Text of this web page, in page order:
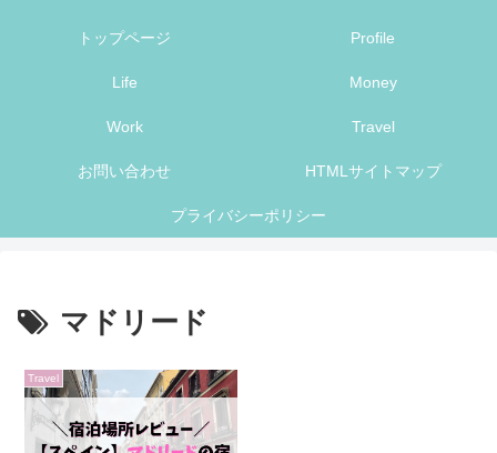
トップページ Profile
Life Money
Work Travel
お問い合わせ HTMLサイトマップ
プライバシーポリシー
マドリード
Travel